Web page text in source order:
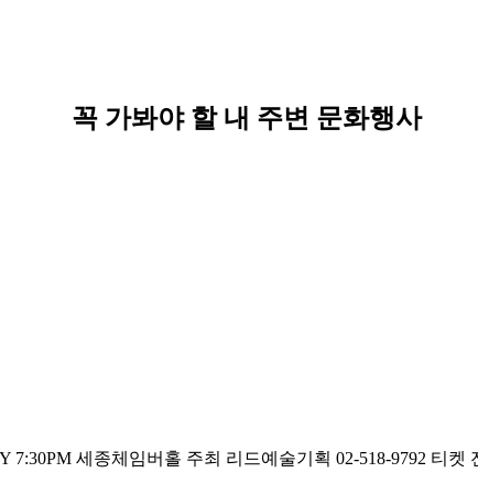
꼭 가봐야 할 내 주변 문화행사